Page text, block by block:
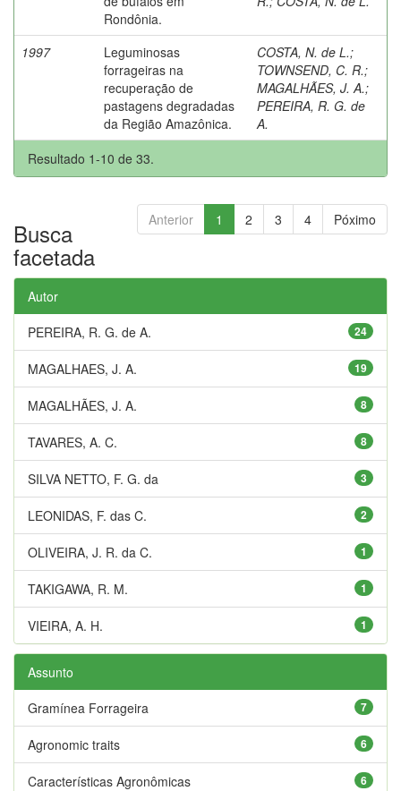
Rondônia.
1997
Leguminosas
forrageiras na
recuperação de
pastagens degradadas
da Região Amazônica.
COSTA, N. de L.;
TOWNSEND, C. R.;
MAGALHÃES, J. A.;
PEREIRA, R. G. de
A.
Resultado 1-10 de 33.
Anterior 1 2 3 4 Póximo
Busca
facetada
Autor
24
PEREIRA, R. G. de A.
19
MAGALHAES, J. A.
8
MAGALHÃES, J. A.
8
TAVARES, A. C.
3
SILVA NETTO, F. G. da
2
LEONIDAS, F. das C.
1
OLIVEIRA, J. R. da C.
1
TAKIGAWA, R. M.
1
VIEIRA, A. H.
Assunto
7
Gramínea Forrageira
6
Agronomic traits
6
Características Agronômicas